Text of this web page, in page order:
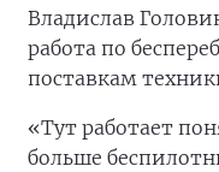
Владислав
работа по
поставкам
«Тут работает
больше